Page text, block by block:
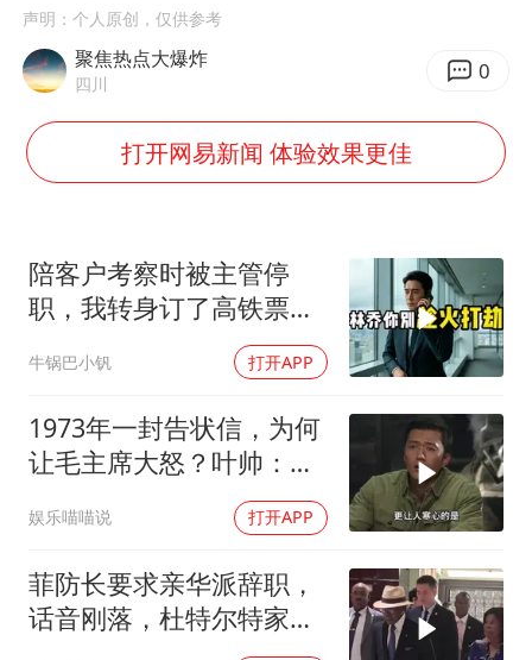
吉林一“温度计大楼”读数爆表
24小时不关空调 电费会更低吗
41岁女子为鼓励女儿考上985研究生
奋进开新局 实干挑大梁
声明：个人原创，仅供参考
聚焦热点大爆炸
四川 0
打开网易新闻 体验效果更佳
陪客户考察时被主管停
职，我转身订了高铁票。
2小时后总监急疯了：12
亿合同没你根本签不了
牛锅巴小钒 打开APP
1973年一封告状信，为何
让毛主席大怒？叶帅：杀
娱乐喵喵说 打开APP
菲防长要求亲华派辞职，
话音刚落，杜特尔特家族